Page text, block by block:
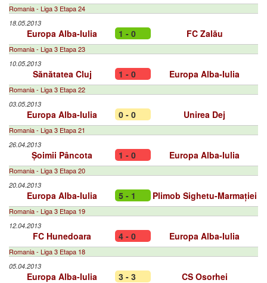
Romania - Liga 3 Etapa 24
18.05.2013
Europa Alba-Iulia 1 - 0 FC Zalău
Romania - Liga 3 Etapa 23
10.05.2013
Sănătatea Cluj 1 - 0 Europa Alba-Iulia
Romania - Liga 3 Etapa 22
03.05.2013
Europa Alba-Iulia 0 - 0 Unirea Dej
Romania - Liga 3 Etapa 21
26.04.2013
Șoimii Pâncota 1 - 0 Europa Alba-Iulia
Romania - Liga 3 Etapa 20
20.04.2013
Europa Alba-Iulia 5 - 1 Plimob Sighetu-Marmației
Romania - Liga 3 Etapa 19
12.04.2013
FC Hunedoara 4 - 0 Europa Alba-Iulia
Romania - Liga 3 Etapa 18
05.04.2013
Europa Alba-Iulia 3 - 3 CS Osorhei